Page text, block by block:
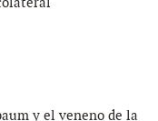
y el veneno de la